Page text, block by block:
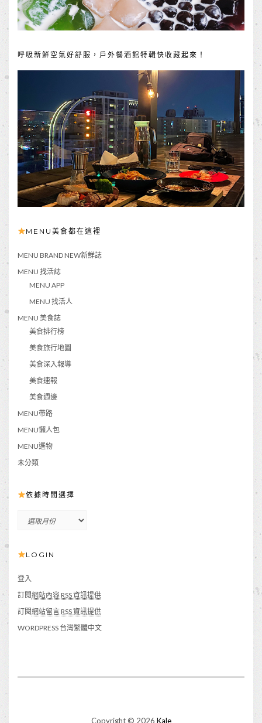
呼吸新鮮空氣好舒服，戶外餐酒館特輯快收藏起來！
MENU美食都在這裡
MENU BRAND NEW新鮮誌
MENU 找活誌
MENU APP
MENU 找活人
MENU 美食誌
美食排行榜
美食旅行地圖
美食深入報導
美食速報
美食週邊
MENU帶路
MENU懶人包
MENU選物
未分類
依據時間選擇
間
擇
LOGIN
登入
訂閱網站內容 RSS 資訊提供
訂閱網站留言 RSS 資訊提供
WORDPRESS 台灣繁體中文
Copyright © 2026 Kale